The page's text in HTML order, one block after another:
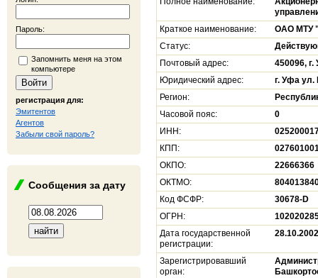
Пароль:
Запомнить меня на этом
компьютере
регистрация для:
Эмитентов
Агентов
Забыли свой пароль?
Сообщения за дату
Краткое наименование:
ОАО МТУ
Статус:
Почтовый адрес:
450096,
Юридический адрес:
г. Уфа ул.
Регион:
Часовой пояс:
0
ИНН:
КПП:
ОКПО:
22666366
ОКТМО:
Код ФСФР:
30678-D
ОГРН:
Дата государственной
регистрации:
28.10.2002
Зарегистрировавший
орган: